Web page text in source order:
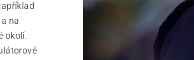
na
okolí.